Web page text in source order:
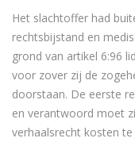
Het slachtoffer had
rechtsbijstand en
grond van artikel 6:96
voor zover zij de
doorstaan. De eerste
en verantwoord moet
verhaalsrecht kosten